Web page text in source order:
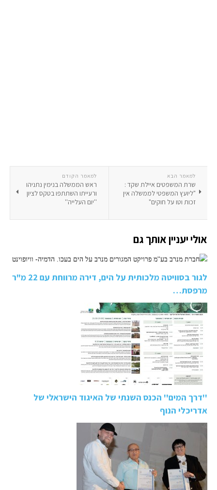
למאמר הקודם
ראש הממשלה בנימין נתניהו
ורעייתו השתתפו בטקס לציון
''יום העלייה''
למאמר הבא
שרת המשפטים איילת שקד :
"ליועץ המשפטי לממשלה אין
זכות וטו על חוקים"
אולי יעניין אותך גם
לגור בסוויטה מלכותית על הים, דירה מרווחת עם 22 מ"ר
מרפסת…
''דרך המים'' הכנס השנתי של האיגוד הישראלי של
אדריכלי הנוף